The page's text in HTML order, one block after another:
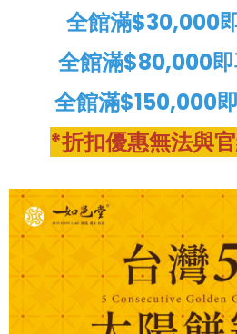
全館滿$30,000
全館滿$80,000
全館滿$150,000
*折扣優惠無法與